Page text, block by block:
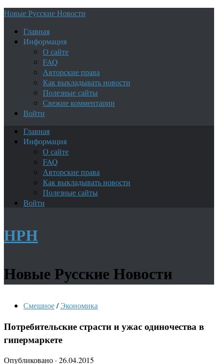
Новые Русские Новости
Главная
Информация
О сайте
FAQ
Авторские права
Как выкладывать новости
Полезные сайты
Свежие комментарии
Войти
Главная
Информация
О сайте
FAQ
Авторские права
Как выкладывать новости
Полезные сайты
Войти
НРН
Новые Русские Новости
Смешное/ Экономика
Потребительские страсти и ужас одиночества в
гипермаркете
Опубликовано · 26.04.2015